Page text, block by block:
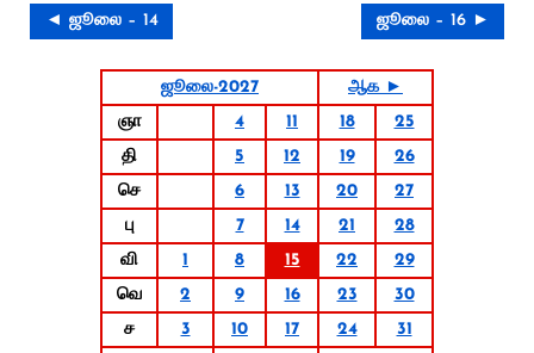
◄ ஜூலை – 14 ஜூலை – 16 ►
ஜூலை-2027
ஆக ►
ஞா
4 11 18
25
தி
5 12 19
26
செ
6 13 20
27
பு
7 14 21
28
வி
1 8 15 22
29
வெ
2 9 16 23
30
ச
3 10 17 24
31